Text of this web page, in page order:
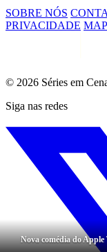
Nova comédia do
SOBRE NÓS
PRIVACIDADE
© 2026 Séries em
Siga nas redes